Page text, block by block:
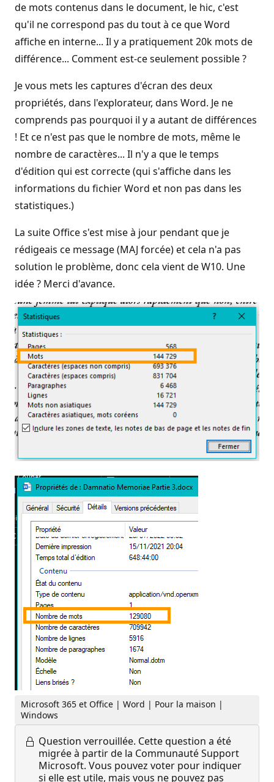
de mots contenus dans le document, le hic, c'est
qu'il ne correspond pas du tout à ce que Word
affiche en interne... Il y a pratiquement 20k mots de
différence... Comment est-ce seulement possible ?
Je vous mets les captures d'écran des deux
propriétés, dans l'explorateur, dans Word. Je ne
comprends pas pourquoi il y a autant de différences
! Et ce n'est pas que le nombre de mots, même le
nombre de caractères... Il n'y a que le temps
d'édition qui est correcte (qui s'affiche dans les
informations du fichier Word et non pas dans les
statistiques.)
La suite Office s'est mise à jour pendant que je
rédigeais ce message (MAJ forcée) et cela n'a pas
solution le problème, donc cela vient de W10. Une
idée ? Merci d'avance.
Microsoft 365 et Office | Word | Pour la maison |
Windows
Question verrouillée. Cette question a été
migrée à partir de la Communauté Support
Microsoft. Vous pouvez voter pour indiquer
si elle est utile, mais vous ne pouvez pas